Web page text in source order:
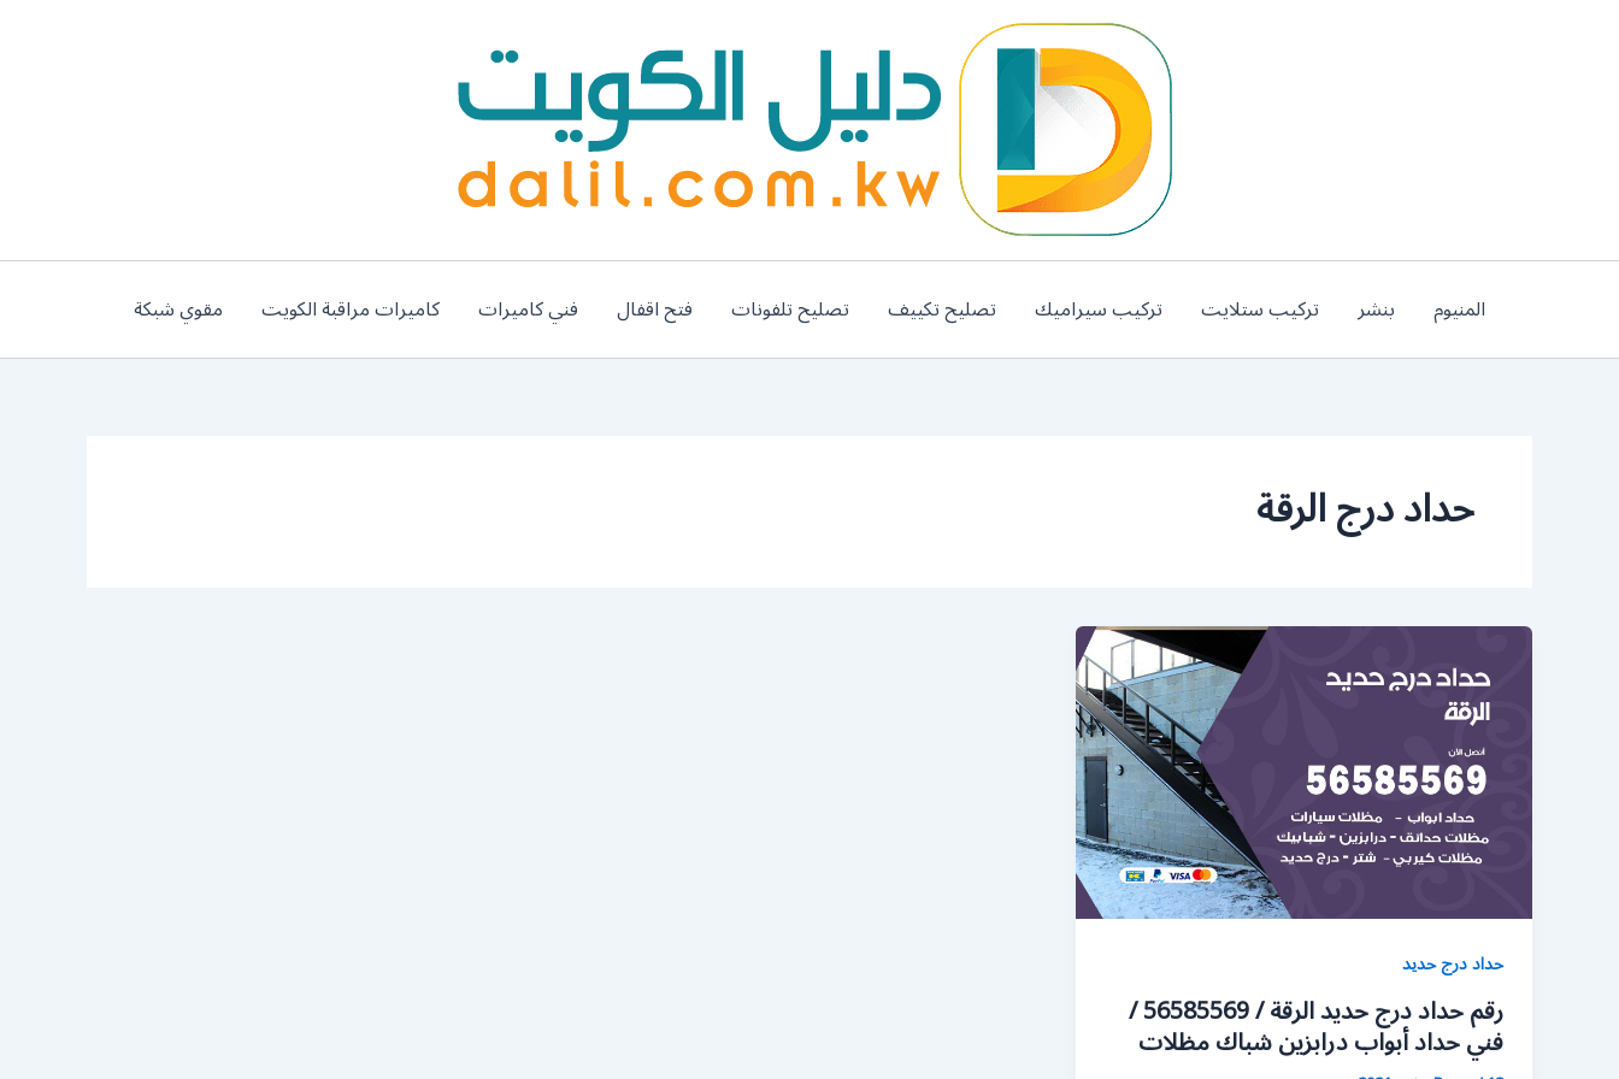
المنيوم بنشر تركيب ستلايت تركيب سيراميك تصليح تكييف تصليح تلفونات فتح اقفال فني كاميرات كاميرات مراقبة الكويت مقوي شبكة
حداد درج الرقة
حداد درج حديد
رقم حداد درج حديد الرقة / 56585569 /
فني حداد أبواب درابزين شباك مظلات